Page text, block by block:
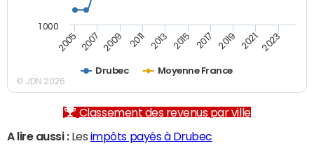
Drubec Moyenne France
2005 2007 2009 2011 2013 2015 2017 2019 2021 2023
1 000
© JDN 2026
Classement des revenus par ville
A lire aussi :Les impôts payés à Drubec